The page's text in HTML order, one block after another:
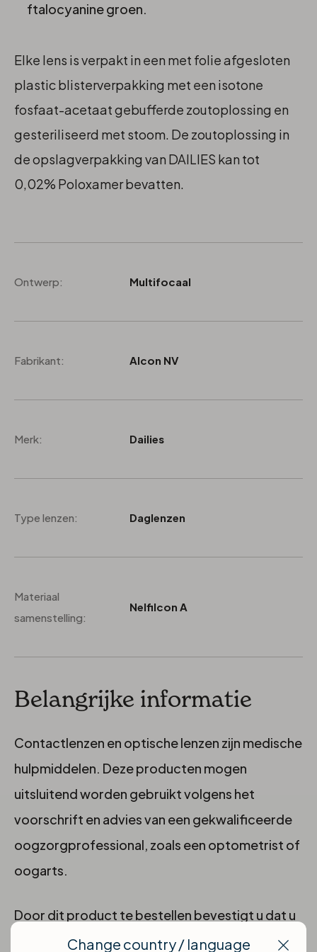
ftalocyanine groen.
Elke lens is verpakt in een met folie afgesloten
plastic blisterverpakking met een isotone
fosfaat-acetaat gebufferde zoutoplossing en
gesteriliseerd met stoom. De zoutoplossing in
de opslagverpakking van DAILIES kan tot
0,02% Poloxamer bevatten.
Ontwerp: Multifocaal
Fabrikant: Alcon NV
Merk: Dailies
Type lenzen: Daglenzen
Materiaal
samenstelling:
Nelfilcon A
Belangrijke informatie
Contactlenzen en optische lenzen zijn medische
hulpmiddelen. Deze producten mogen
uitsluitend worden gebruikt volgens het
voorschrift en advies van een gekwalificeerde
oogzorgprofessional, zoals een optometrist of
oogarts.
Door dit product te bestellen bevestigt u dat u
beschikt over een geldig en actueel voorschrift
Change country / language